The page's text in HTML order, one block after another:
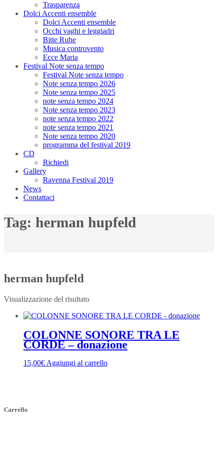
Trasparenza
Dolci Accenti ensemble
Dolci Accenti ensemble
Occhi vaghi e leggiadri
Bitte Ruhe
Musica controvento
Ecce Maria
Festival Note senza tempo
Festival Note senza tempo
Note senza tempo 2026
Note senza tempo 2025
note senza tempo 2024
Note senza tempo 2023
note senza tempo 2022
note senza tempo 2021
Note senza tempo 2020
programma del festival 2019
CD
Richiedi
Gallery
Ravenna Festival 2019
News
Contattaci
Tag: herman hupfeld
herman hupfeld
Visualizzazione del risultato
COLONNE SONORE TRA LE
CORDE – donazione
15,00€Aggiungi al carrello
Carrello